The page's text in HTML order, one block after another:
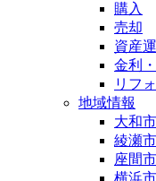
購入
売却
資産
金利
リフ
地域情報
大和市
綾瀬市
座間市
横浜